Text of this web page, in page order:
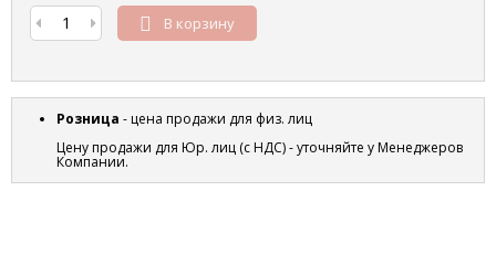
В корзину
Розница - цена продажи для физ. лиц
Цену продажи для Юр. лиц (с НДС) - уточняйте у Менеджеров
Компании.